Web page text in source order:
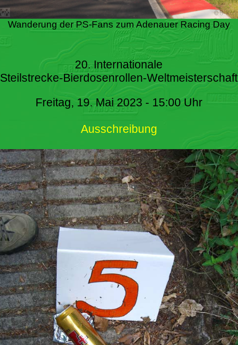
Wanderung der PS-Fans zum Adenauer Racing Day
20. Internationale
Steilstrecke-Bierdosenrollen-Weltmeisterschaft
Freitag, 19. Mai 2023 - 15:00 Uhr
Ausschreibung